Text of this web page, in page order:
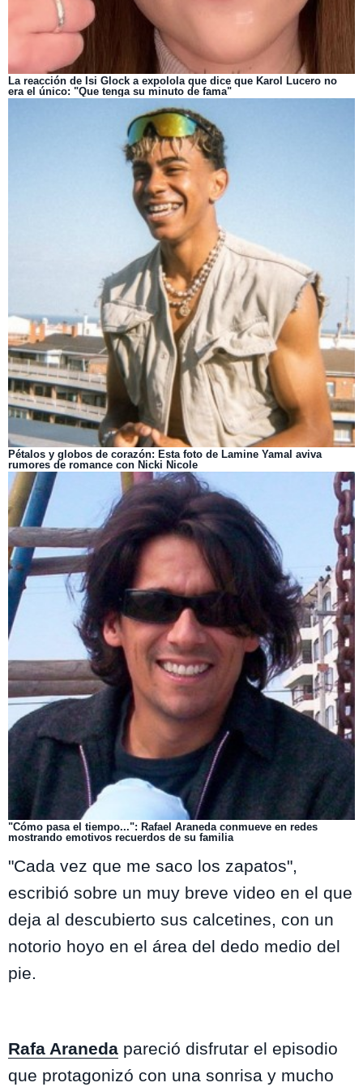
La reacción de Isi Glock a expolola que dice que Karol Lucero no
era el único: "Que tenga su minuto de fama"
Pétalos y globos de corazón: Esta foto de Lamine Yamal aviva
rumores de romance con Nicki Nicole
"Cómo pasa el tiempo...": Rafael Araneda conmueve en redes
mostrando emotivos recuerdos de su familia
"Cada vez que me saco los zapatos",
escribió sobre un muy breve video en el que
deja al descubierto sus calcetines, con un
notorio hoyo en el área del dedo medio del
pie.
Rafa Araneda pareció disfrutar el episodio
que protagonizó con una sonrisa y mucho